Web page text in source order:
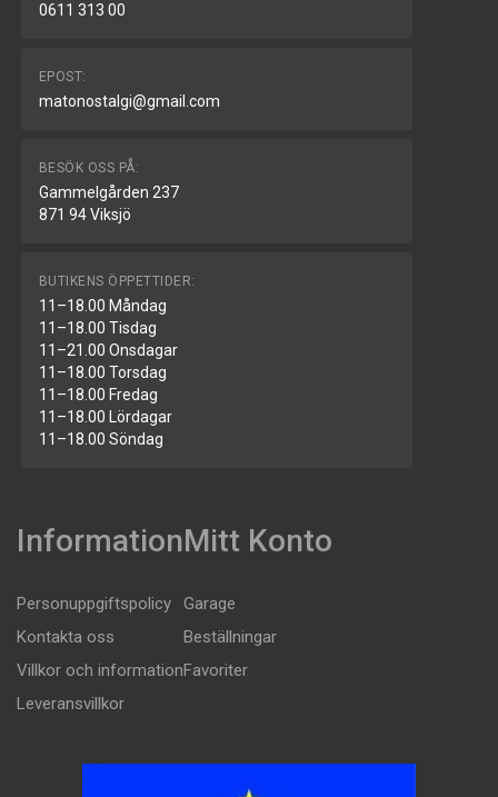
0611 313 00
EPOST:
matonostalgi@gmail.com
BESÖK OSS PÅ:
Gammelgården 237
871 94 Viksjö
BUTIKENS ÖPPETTIDER:
11–18.00 Måndag
11–18.00 Tisdag
11–21.00 Onsdagar
11–18.00 Torsdag
11–18.00 Fredag
11–18.00 Lördagar
11–18.00 Söndag
Information
Personuppgiftspolicy
Kontakta oss
Villkor och information
Leveransvillkor
Mitt Konto
Garage
Beställningar
Favoriter